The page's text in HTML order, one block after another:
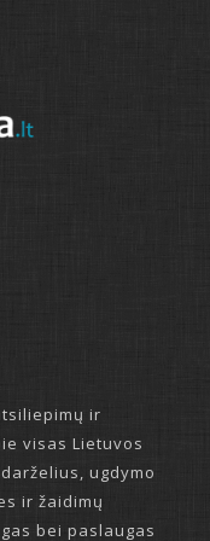
ir
visas Lietuvos
ugdymo
ir žaidimų
bei paslaugas